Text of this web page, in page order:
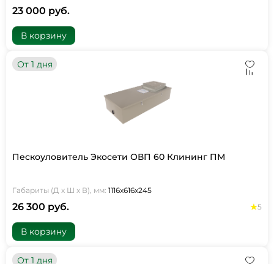
23 000 руб.
В корзину
От 1 дня
Пескоуловитель Экосети ОВП 60 Клининг ПМ
Габариты (Д х Ш х В), мм: 1116х616х245
26 300 руб. 5
В корзину
От 1 дня